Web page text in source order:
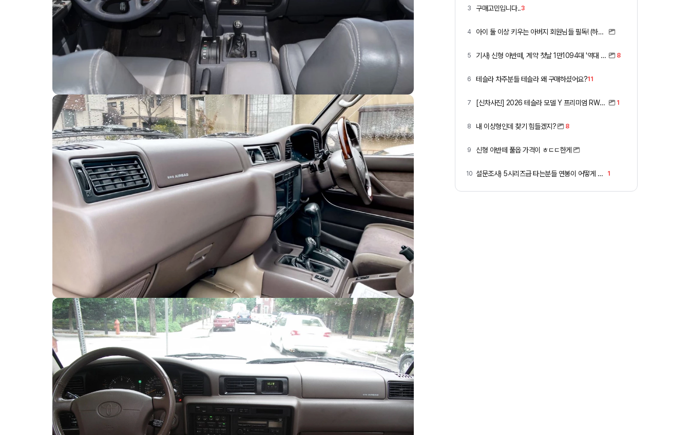
3 구매고민입니다..3
4 아이 둘 이상 키우는 아버지 회원님들 필독! (하이패스 할인)
5 기사) 신형 아반떼, 계약 첫날 1만1094대 '역대 최고' 8
6 테슬라 차주분들 테슬라 왜 구매하셨어요?11
7 [신차사진] 2026 테슬라 모델 Y 프리미엄 RWD (펄 화이트 + 블랙시트) 1
8 내 이상형인데 찾기 힘들겠지? 8
9 신형 아반떼 풀옵 가격이 ㅎㄷㄷ한게
10 설문조사) 5시리즈급 타는분들 연봉이 어떻게 되세요 1